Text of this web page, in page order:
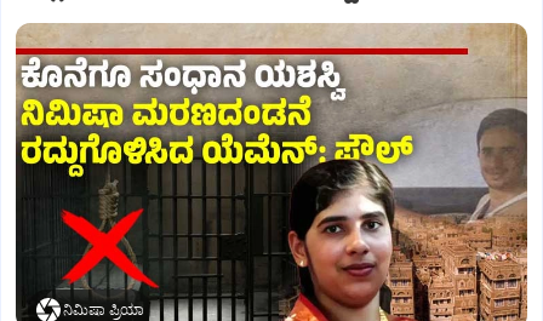
ನಿಮಿಷಾ ಪ್ರಿಯಾ